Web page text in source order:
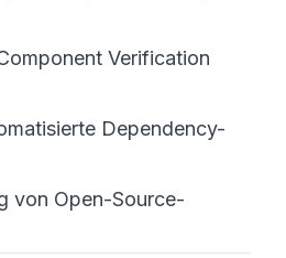
Verification
Dependency-
von Open-Source-